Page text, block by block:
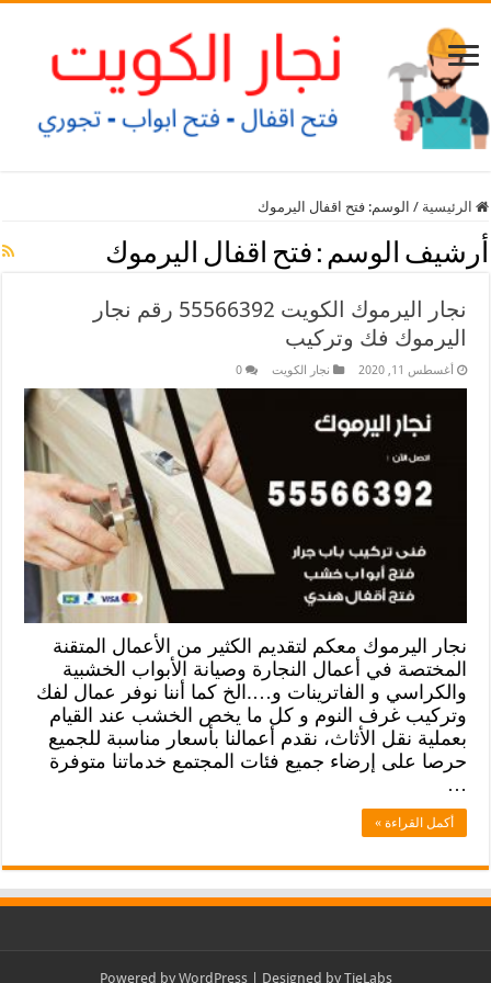
الرئيسية / الوسم:فتح اقفال اليرموك
أرشيف الوسم : فتح اقفال اليرموك
نجار اليرموك الكويت 55566392 رقم نجار
اليرموك فك وتركيب
أغسطس 11, 2020 نجار الكويت 0
نجار اليرموك معكم لتقديم الكثير من الأعمال المتقنة
المختصة في أعمال النجارة وصيانة الأبواب الخشبية
والكراسي و الفاترينات و….الخ كما أننا نوفر عمال لفك
وتركيب غرف النوم و كل ما يخص الخشب عند القيام
بعملية نقل الأثاث، نقدم أعمالنا بأسعار مناسبة للجميع
حرصا على إرضاء جميع فئات المجتمع خدماتنا متوفرة
…
أكمل القراءة »
Powered by WordPress| Designed by TieLabs